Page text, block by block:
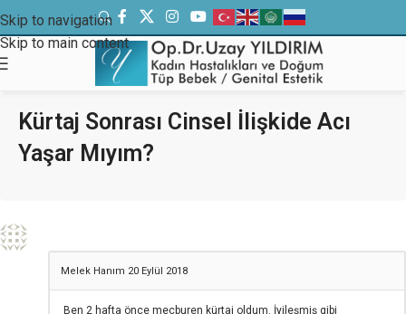
Skip to navigation
Skip to main content
Kürtaj Sonrası Cinsel İlişkide Acı
Yaşar Mıyım?
Melek Hanım 20 Eylül 2018
Ben 2 hafta önce mecburen kürtaj oldum. İyileşmiş gibi